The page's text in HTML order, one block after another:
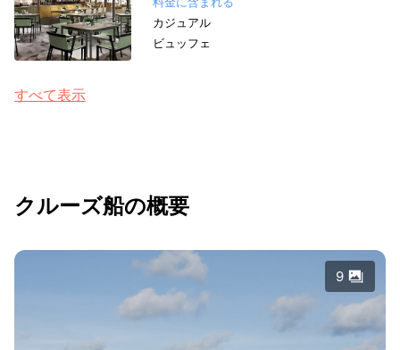
カジュアル
ビュッフェ
すべて表示
クルーズ船の概要
9